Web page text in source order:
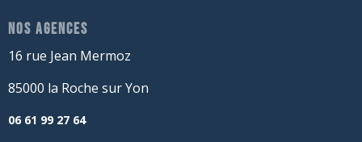
NOS AGENCES
16 rue Jean Mermoz
85000 la Roche sur Yon
06 61 99 27 64